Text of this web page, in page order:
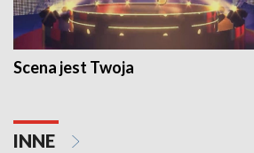
Scena jest Twoja
INNE